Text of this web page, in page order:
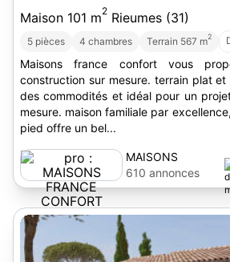
Maison 101 m2 Rieumes (31)
5 pièces 4 chambres Terrain 567 m2
Maisons france confort vous
construction sur mesure. terrain plat
des commodités et idéal pour un
mesure. maison familiale par
pied offre un bel...
MAISONS
FRANCE
CONFORT
610 annonces